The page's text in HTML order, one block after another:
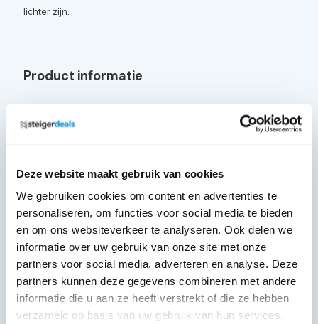
Deze website maakt gebruik van cookies
We gebruiken cookies om content en advertenties te
personaliseren, om functies voor social media te bieden
en om ons websiteverkeer te analyseren. Ook delen we
informatie over uw gebruik van onze site met onze
partners voor social media, adverteren en analyse. Deze
partners kunnen deze gegevens combineren met andere
informatie die u aan ze heeft verstrekt of die ze hebben
verzameld op basis van uw gebruik van hun services.
lichter zijn.
Product informatie
Lengte: 250 cmeter
Inclusief kunststof kantplankhouders
Voldoet aan de EN 1004 norm
Uitbreiding mogelijk met de volgende
merken
Altrex rolsteigers